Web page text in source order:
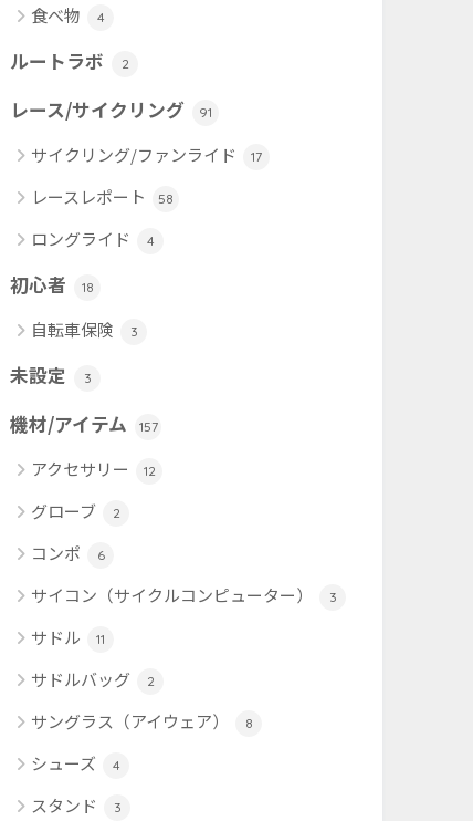
食べ物 4
ルートラボ 2
レース/サイクリング 91
サイクリング/ファンライド 17
レースレポート 58
ロングライド 4
初心者 18
自転車保険 3
未設定 3
機材/アイテム 157
アクセサリー 12
グローブ 2
コンポ 6
サイコン（サイクルコンピューター） 3
サドル 11
サドルバッグ 2
サングラス（アイウェア） 8
シューズ 4
スタンド 3